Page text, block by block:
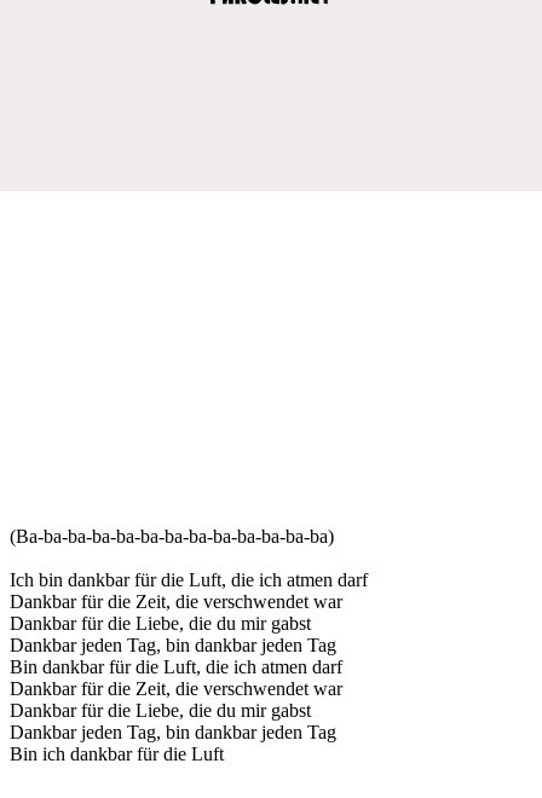
(Ba-ba-ba-ba-ba-ba-ba-ba-ba-ba-ba-ba-ba)
Ich bin dankbar für die Luft, die ich atmen darf
Dankbar für die Zeit, die verschwendet war
Dankbar für die Liebe, die du mir gabst
Dankbar jeden Tag, bin dankbar jeden Tag
Bin dankbar für die Luft, die ich atmen darf
Dankbar für die Zeit, die verschwendet war
Dankbar für die Liebe, die du mir gabst
Dankbar jeden Tag, bin dankbar jeden Tag
Bin ich dankbar für die Luft